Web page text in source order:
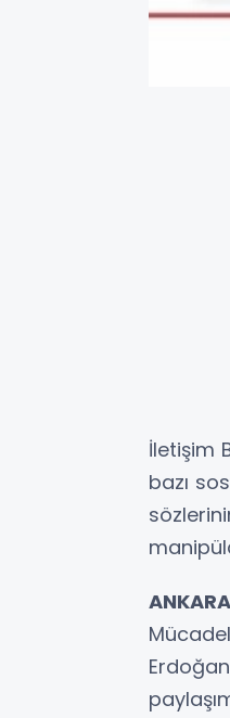
İletişim
bazı